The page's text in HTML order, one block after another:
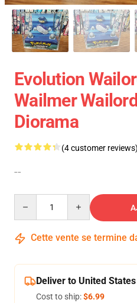
Evolution
Wailmer
Diorama
(4 customer reviews)
--
Cette vente se termine
Deliver to United States
Cost to ship:$6.99